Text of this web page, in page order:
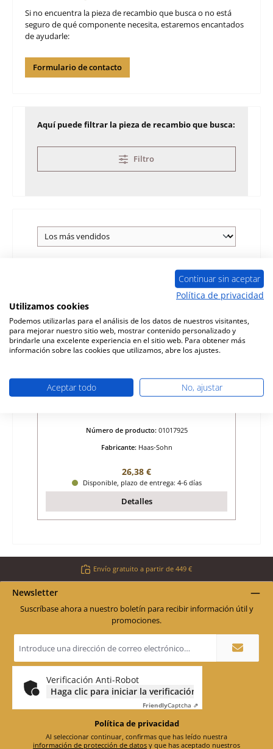
Si no encuentra la pieza de recambio que busca o no está
seguro de qué componente necesita, estaremos encantados
de ayudarle:
Formulario de contacto
Aquí puede filtrar la pieza de recambio que busca:
Filtro
Haas-Sohn Cannes resorte de la puerta
Número de producto: 01017925
Fabricante: Haas-Sohn
Precio normal:
26,38 €
Disponible, plazo de entrega: 4-6 días
Detalles
Envío gratuito a partir de 449 €
Newsletter
Suscríbase ahora a nuestro boletín para recibir información útil y
promociones.
de
correo
electrónico
Verificación Anti-Robot
Haga clic para iniciar la verificación
FriendlyCaptcha ⇗
Política de privacidad
información de protección de datos
Continuar sin aceptar
Política de privacidad
Utilizamos cookies
Podemos utilizarlas para el análisis de los datos de nuestros visitantes,
para mejorar nuestro sitio web, mostrar contenido personalizado y
brindarle una excelente experiencia en el sitio web. Para obtener más
información sobre las cookies que utilizamos, abre los ajustes.
Aceptar todo No, ajustar